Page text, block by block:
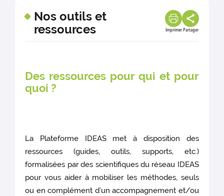
Nos outils et
ressources
Imprimer Partager
Des ressources pour qui et pour
quoi ?
La Plateforme IDEAS met à disposition des
ressources (guides, outils, supports, etc.)
formalisées par des scientifiques du réseau IDEAS
pour vous aider à mobiliser les méthodes, seuls
ou en complément d’un accompagnement et/ou